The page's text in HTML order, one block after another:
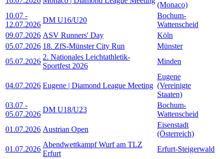
(Monaco)
10.07 -
12.07.2026
DM U16/U20
Bochum-
Wattenscheid
09.07.2026 ASV Runners' Day
Köln
05.07.2026 18. ZfS-Münster City Run
Münster
05.07.2026
2. Nationales Leichtathletik-
Sportfest 2026
Minden
04.07.2026 Eugene | Diamond League Meeting
Eugene
(Vereinigte
Staaten)
03.07 -
05.07.2026
DM U18/U23
Bochum-
Wattenscheid
01.07.2026 Austrian Open
Eisenstadt
(Österreich)
01.07.2026
Abendwettkampf Wurf am TLZ
Erfurt
Erfurt-Steigerwald